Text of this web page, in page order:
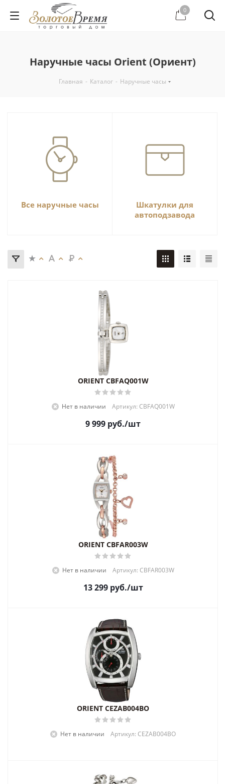
0
Наручные часы Orient (Ориент)
Главная - Каталог - Наручные часы
Все наручные часы
Шкатулки для
автоподзавода
ORIENT CBFAQ001W
Нет в наличии Артикул: CBFAQ001W
9 999 руб./шт
ORIENT CBFAR003W
Нет в наличии Артикул: CBFAR003W
13 299руб./шт
ORIENT CEZAB004BO
Нет в наличии Артикул: CEZAB004BO